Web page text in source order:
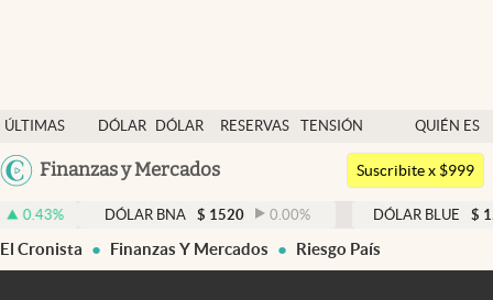
ÚLTIMAS
NOTICIAS
DÓLAR
DÓLAR
RESERVAS
TENSIÓN
GEOPOLÍTICA
QUIÉN ES
QUIÉN
Argentina
Finanzas y Mercados
Dólar
Members
Economía y Política
Finanzas y Mercados
Suscribite x $999
DÓLAR BNA $ 1520 0.00% DÓLAR BLUE $ 1525 -0.33
El Cronista Finanzas Y Mercados Riesgo País